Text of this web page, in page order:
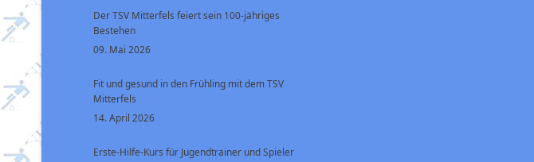
Der TSV Mitterfels feiert sein 100-jähriges
Bestehen
09. Mai 2026
Fit und gesund in den Frühling mit dem TSV
Mitterfels
14. April 2026
Erste-Hilfe-Kurs für Jugendtrainer und Spieler